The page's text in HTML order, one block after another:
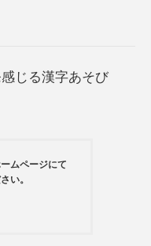
じる漢字あそび
ムページにて
い。